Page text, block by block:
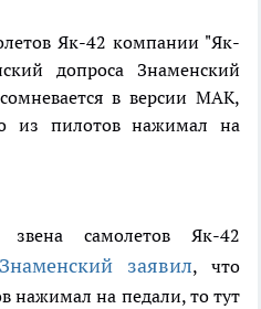
Як-42 компании "Як-
допроса Знаменский
в версии МАК,
из пилотов нажимал на
звена самолетов Як-42
Знаменский заявил, что
нажимал на педали, то тут